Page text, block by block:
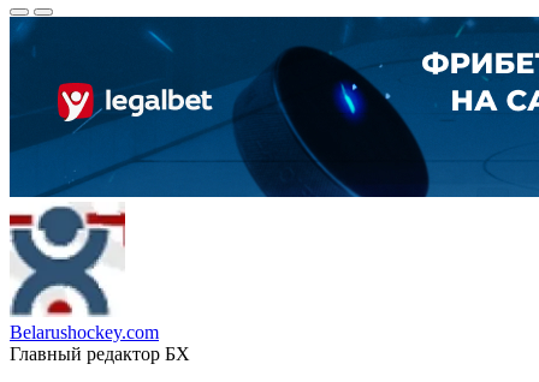
Belarushockey.com
Главный редактор БХ